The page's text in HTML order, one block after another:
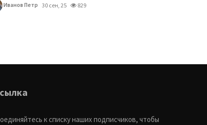
Иванов Петр 30 сен, 25 829
к списку наших подписчиков, чтобы